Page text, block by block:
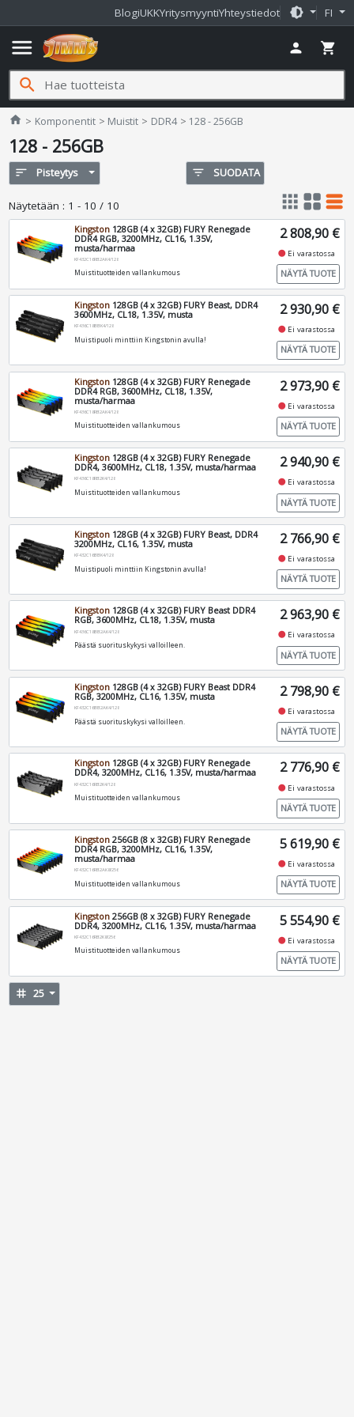
BlogiUKKYritysmyyntiYhteystiedot brightness_medium FI
menu person shopping_cart
search
home Jimms.fi
Komponentit Muistit DDR4 128 - 256GB
128 - 256GB
sort Pisteytys filter_list SUODATA
Näytetään : 1 - 10 / 10 apps grid_view table_rows
Kingston 128GB (4 x 32GB) FURY Renegade
DDR4 RGB, 3200MHz, CL16, 1.35V,
musta/harmaa
KF432C16RB2AK4/128
Muistituotteiden vallankumous
2 808,90 €
fiber_manual_record Ei varastossa
NÄYTÄ TUOTE
Kingston 128GB (4 x 32GB) FURY Beast, DDR4
3600MHz, CL18, 1.35V, musta
KF436C18BBK4/128
Muistipuoli minttiin Kingstonin avulla!
2 930,90 €
fiber_manual_record Ei varastossa
NÄYTÄ TUOTE
Kingston 128GB (4 x 32GB) FURY Renegade
DDR4 RGB, 3600MHz, CL18, 1.35V,
musta/harmaa
KF436C18RB2AK4/128
Muistituotteiden vallankumous
2 973,90 €
fiber_manual_record Ei varastossa
NÄYTÄ TUOTE
Kingston 128GB (4 x 32GB) FURY Renegade
DDR4, 3600MHz, CL18, 1.35V, musta/harmaa
KF436C18RB2K4/128
Muistituotteiden vallankumous
2 940,90 €
fiber_manual_record Ei varastossa
NÄYTÄ TUOTE
Kingston 128GB (4 x 32GB) FURY Beast, DDR4
3200MHz, CL16, 1.35V, musta
KF432C16BBK4/128
Muistipuoli minttiin Kingstonin avulla!
2 766,90 €
fiber_manual_record Ei varastossa
NÄYTÄ TUOTE
Kingston 128GB (4 x 32GB) FURY Beast DDR4
RGB, 3600MHz, CL18, 1.35V, musta
KF436C18BB2AK4/128
Päästä suorituskykysi valloilleen.
2 963,90 €
fiber_manual_record Ei varastossa
NÄYTÄ TUOTE
Kingston 128GB (4 x 32GB) FURY Beast DDR4
RGB, 3200MHz, CL16, 1.35V, musta
KF432C16BB2AK4/128
Päästä suorituskykysi valloilleen.
2 798,90 €
fiber_manual_record Ei varastossa
NÄYTÄ TUOTE
Kingston 128GB (4 x 32GB) FURY Renegade
DDR4, 3200MHz, CL16, 1.35V, musta/harmaa
KF432C16RB2K4/128
Muistituotteiden vallankumous
2 776,90 €
fiber_manual_record Ei varastossa
NÄYTÄ TUOTE
Kingston 256GB (8 x 32GB) FURY Renegade
DDR4 RGB, 3200MHz, CL16, 1.35V,
musta/harmaa
KF432C16RB2AK8/256
Muistituotteiden vallankumous
5 619,90 €
fiber_manual_record Ei varastossa
NÄYTÄ TUOTE
Kingston 256GB (8 x 32GB) FURY Renegade
DDR4, 3200MHz, CL16, 1.35V, musta/harmaa
KF432C16RB2K8/256
Muistituotteiden vallankumous
5 554,90 €
fiber_manual_record Ei varastossa
NÄYTÄ TUOTE
tag 25